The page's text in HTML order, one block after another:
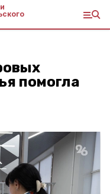
помогла